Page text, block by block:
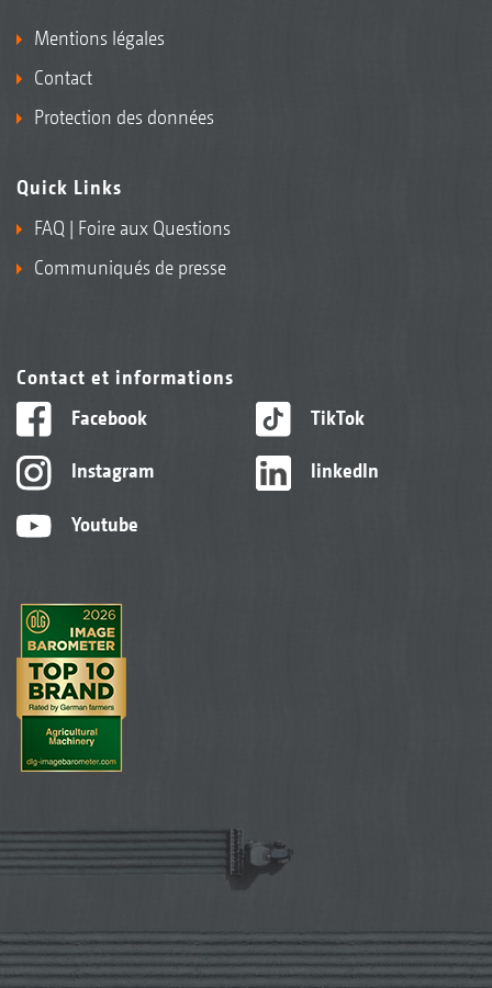
Mentions légales
Contact
Protection des données
Quick Links
FAQ | Foire aux Questions
Communiqués de presse
Contact et informations
Facebook
Instagram
Youtube
TikTok
linkedIn